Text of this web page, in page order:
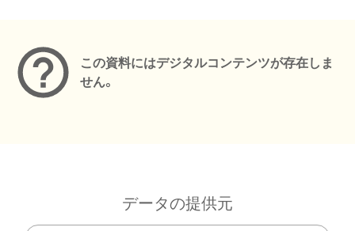
この資料にはデジタルコンテンツが存在しま
せん。
データの提供元